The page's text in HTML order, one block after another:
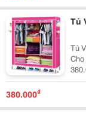
Tủ
Tủ
380.000₫